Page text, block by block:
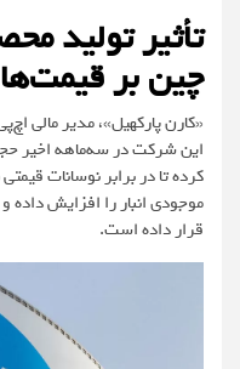
تأثیر تولید
چین بر قیمت‌ها
«کارن پارکهیل»، مدیر مالی
این شرکت در سه‌ماهه اخیر
کرده تا در برابر نوسانات
موجودی انبار را افزایش
قرار داده است.